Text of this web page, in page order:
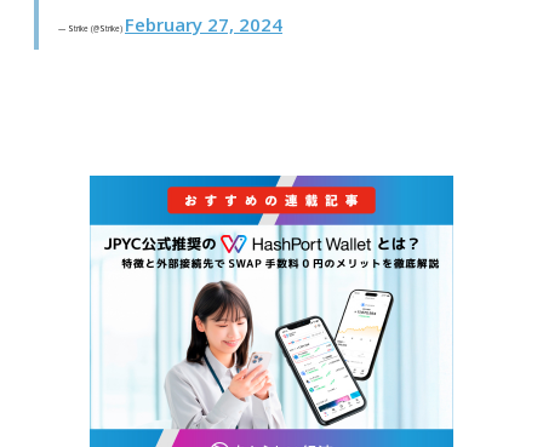
— Strike (@Strike) February 27, 2024